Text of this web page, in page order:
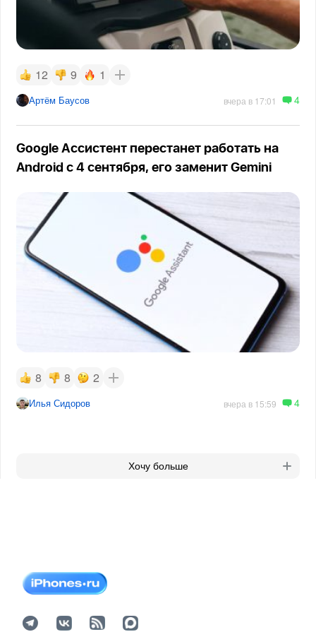
12 9 1
Артём Баусов вчера в 17:01 4
Google Ассистент перестанет работать на
Android с 4 сентября, его заменит Gemini
8 8 2
Илья Сидоров вчера в 15:59 4
Хочу больше